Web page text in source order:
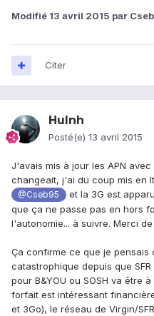
Modifié 13 avril 2015 par
Citer
Hulnh
Posté(e) 13 avril 2015
J'avais mis à jour les APN
changeait, j'ai du coup mis en
@Cseb95
et la 3G est
que ça ne passe pas en hors
l'autonomie... à suivre. Merci
Ça confirme ce que je pensais
catastrophique depuis que
pour B&YOU ou SOSH va être
forfait est intéressant
et 3Go), le réseau de Virgin/